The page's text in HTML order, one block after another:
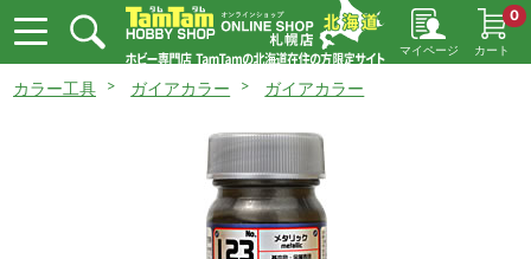
マイページ カート
0
カラー工具 ガイアカラー ガイアカラー